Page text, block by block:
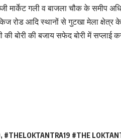
मार्केट गली व बाजला चौक के समीप
रोड आदि स्थानों से गुटखा मेला
बोरी की बजाय सफेद बोरी में सप्लाई
, #THELOKTANTRA19 #THE